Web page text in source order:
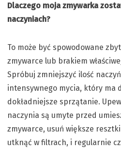
Dlaczego moja zmywarka
naczyniach?
To może być spowodowane
zmywarce lub brakiem
Spróbuj zmniejszyć ilość
intensywnego mycia, który ma
dokładniejsze sprzątanie.
naczynia są umyte przed
zmywarce, usuń większe
utknąć w filtrach, i regularnie